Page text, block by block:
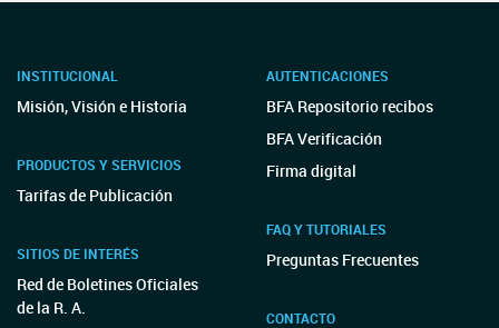
INSTITUCIONAL
Misión, Visión e Historia
PRODUCTOS Y SERVICIOS
Tarifas de Publicación
SITIOS DE INTERÉS
Red de Boletines Oficiales
de la R. A.
AUTENTICACIONES
BFA Repositorio recibos
BFA Verificación
Firma digital
FAQ Y TUTORIALES
Preguntas Frecuentes
CONTACTO